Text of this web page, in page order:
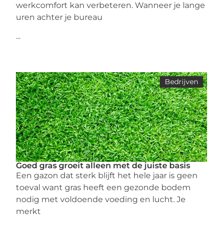
werkcomfort kan verbeteren. Wanneer je lange
uren achter je bureau
...
Bedrijven
Goed gras groeit alleen met de juiste basis
Een gazon dat sterk blijft het hele jaar is geen
toeval want gras heeft een gezonde bodem
nodig met voldoende voeding en lucht. Je
merkt